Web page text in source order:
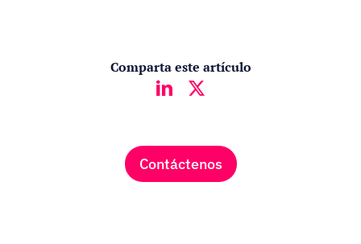
Comparta este artículo
Contáctenos